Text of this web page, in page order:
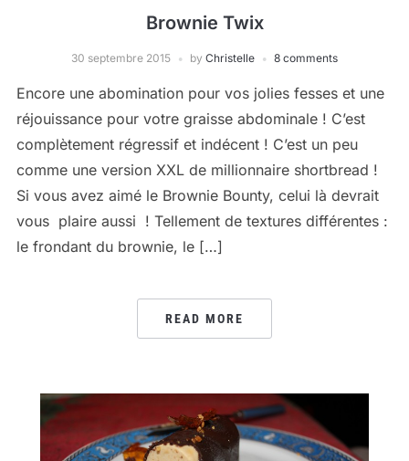
Brownie Twix
30 septembre 2015 by Christelle 8 comments
Encore une abomination pour vos jolies fesses et une
réjouissance pour votre graisse abdominale ! C’est
complètement régressif et indécent ! C’est un peu
comme une version XXL de millionnaire shortbread !
Si vous avez aimé le Brownie Bounty, celui là devrait
vous plaire aussi ! Tellement de textures différentes :
le frondant du brownie, le […]
READ MORE